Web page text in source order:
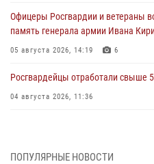
Офицеры Росгвардии и ветераны
память генерала армии Ивана
05 августа 2026, 14:19 6
Росгвардейцы отработали свыше
04 августа 2026, 11:36
04 августа 2026, 09:05
ПОПУЛЯРНЫЕ НОВОСТИ